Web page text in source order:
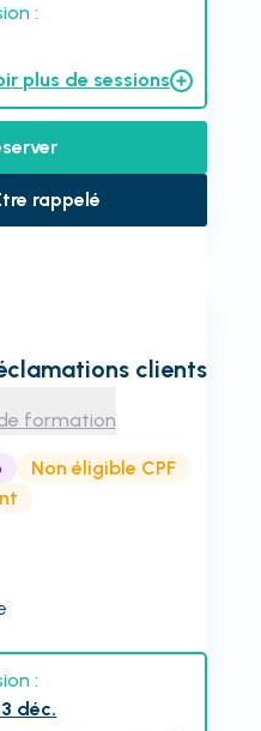
:
plus de sessions
rappelé
clients
formation
Non éligible CPF
:
déc.